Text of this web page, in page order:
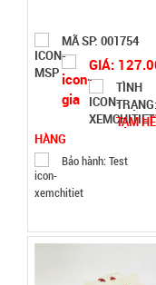
MÃ SP: 001754
GIÁ:
TÌNH
TRẠNG:
TẠM
HÀNG
Bảo hành: Test